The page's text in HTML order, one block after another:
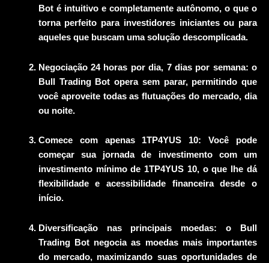
Bot é intuitivo e completamente autônomo, o que o
torna perfeito para investidores iniciantes ou para
aqueles que buscam uma solução descomplicada.
Negociação 24 horas por dia, 7 dias por semana: o
Bull Trading Bot opera sem parar, permitindo que
você aproveite todas as flutuações do mercado, dia
ou noite.
Comece com apenas 1TP4YUS 10: Você pode
começar sua jornada de investimento com um
investimento mínimo de 1TP4YUS 10, o que lhe dá
flexibilidade e acessibilidade financeira desde o
início.
Diversificação nas principais moedas: o Bull
Trading Bot negocia as moedas mais importantes
do mercado, maximizando suas oportunidades de